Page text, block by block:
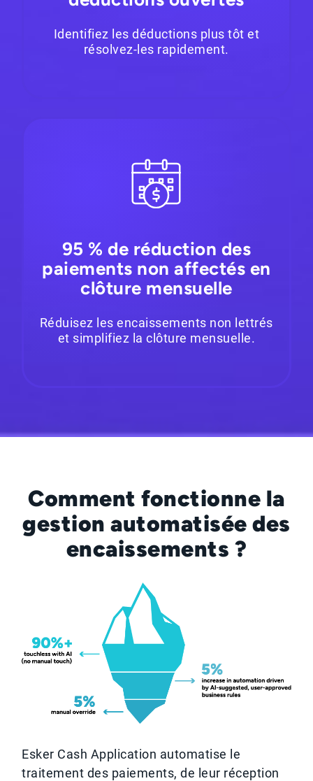
Identifiez les déductions plus tôt et
résolvez-les rapidement.
95 % de réduction des
paiements non affectés en
clôture mensuelle
Réduisez les encaissements non lettrés
et simplifiez la clôture mensuelle.
Comment fonctionne la
gestion automatisée des
encaissements ?
Esker Cash Application automatise le
traitement des paiements, de leur réception